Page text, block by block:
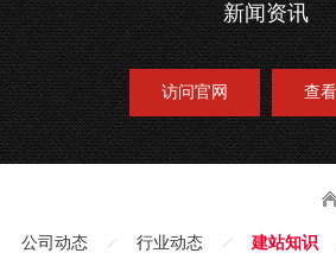
新闻资讯
访问官网 查
公司动态 行业动态 建站知识